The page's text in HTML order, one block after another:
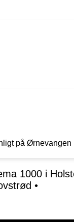
på Ørnevangen
1000 i
•